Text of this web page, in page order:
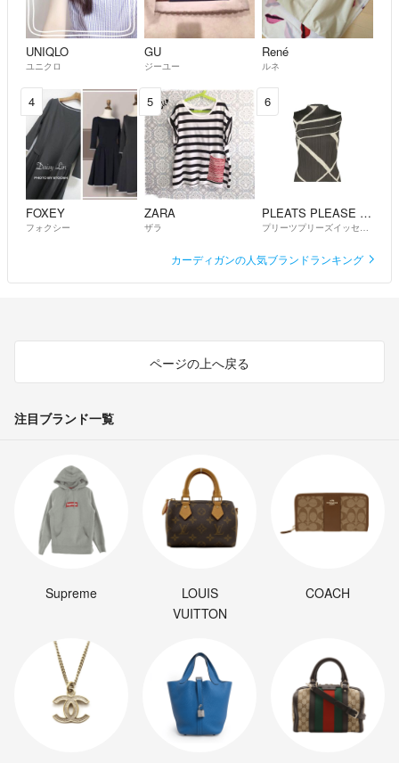
UNIQLO
ユニクロ
GU
ジーユー
René
ルネ
4
FOXEY
フォクシー
5
ZARA
ザラ
6
PLEATS PLEASE ISSEY MIYAKE
プリーツプリーズイッセイミヤケ
カーディガンの人気ブランドランキング
ページの上へ戻る
注目ブランド一覧
Supreme
LOUIS
VUITTON
COACH